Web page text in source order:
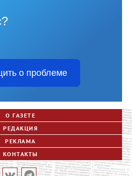
о проблеме
О ГАЗЕТЕ
РЕДАКЦИЯ
РЕКЛАМА
КОНТАКТЫ